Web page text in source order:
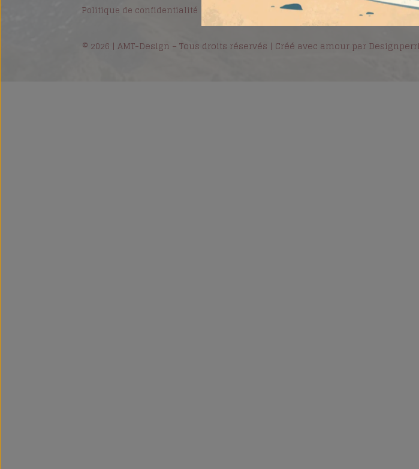
Politique de confidentialité Mentions Légales Conditions générales
© 2026 | AMT-Design – Tous droits réservés | Créé avec amour par